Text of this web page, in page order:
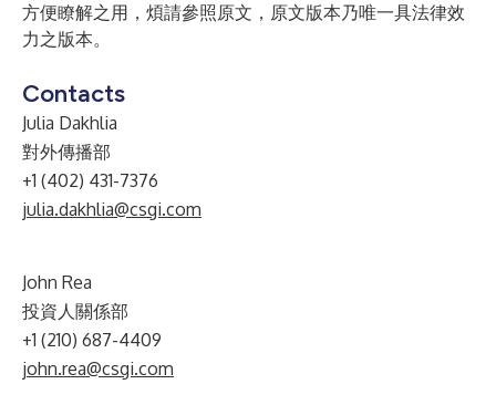
方便瞭解之用，煩請參照原文，原文版本乃唯一具法律效
力之版本。
Contacts
Julia Dakhlia
對外傳播部
+1 (402) 431-7376
julia.dakhlia@csgi.com
John Rea
投資人關係部
+1 (210) 687-4409
john.rea@csgi.com